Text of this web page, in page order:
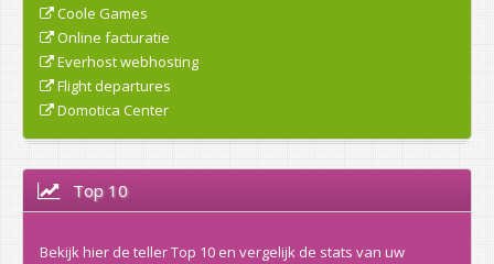
Coole Games
Online facturatie
Everhost webhosting
Flight departures
Domotica Center
Top 10
Bekijk hier de teller Top 10 en vergelijk de stats van uw